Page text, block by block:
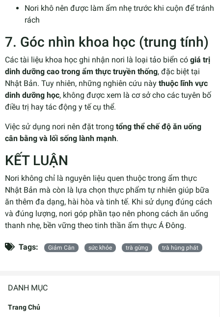
DANH MỤC
Trang Chủ
Nori khô nên được làm ẩm nhẹ trước khi cuộn để tránh
rách
7. Góc nhìn khoa học (trung tính)
Các tài liệu khoa học ghi nhận nori là loại tảo biển có giá trị
dinh dưỡng cao trong ẩm thực truyền thống, đặc biệt tại
Nhật Bản. Tuy nhiên, những nghiên cứu này thuộc lĩnh vực
dinh dưỡng học, không được xem là cơ sở cho các tuyên bố
điều trị hay tác động y tế cụ thể.
Việc sử dụng nori nên đặt trong tổng thể chế độ ăn uống
cân bằng và lối sống lành mạnh.
KẾT LUẬN
Nori không chỉ là nguyên liệu quen thuộc trong ẩm thực
Nhật Bản mà còn là lựa chọn thực phẩm tự nhiên giúp bữa
ăn thêm đa dạng, hài hòa và tinh tế. Khi sử dụng đúng cách
và đúng lượng, nori góp phần tạo nên phong cách ăn uống
thanh nhẹ, bền vững theo tinh thần ẩm thực Á Đông.
Tags: Giảm Cân sức khỏe trà gừng trà hùng phát